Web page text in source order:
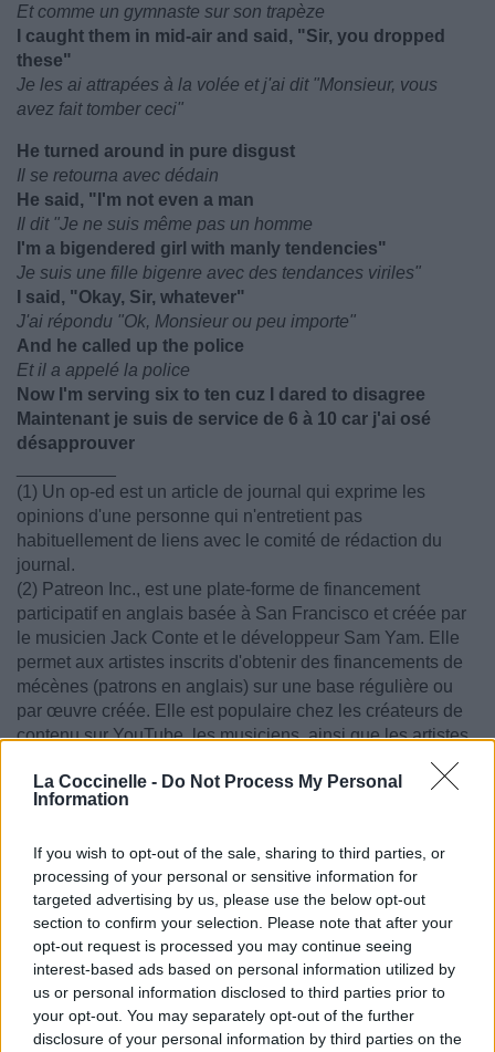
La Coccinelle - Do Not Process My Personal
Information
If you wish to opt-out of the sale, sharing to third parties, or
processing of your personal or sensitive information for
targeted advertising by us, please use the below opt-out
section to confirm your selection. Please note that after your
opt-out request is processed you may continue seeing
interest-based ads based on personal information utilized by
us or personal information disclosed to third parties prior to
your opt-out. You may separately opt-out of the further
disclosure of your personal information by third parties on the
Et comme un gymnaste sur son trapèze
I caught them in mid-air and said, "Sir, you dropped
these"
Je les ai attrapées à la volée et j'ai dit "Monsieur, vous
avez fait tomber ceci"
He turned around in pure disgust
Il se retourna avec dédain
He said, "I'm not even a man
Il dit "Je ne suis même pas un homme
I'm a bigendered girl with manly tendencies"
Je suis une fille bigenre avec des tendances viriles"
I said, "Okay, Sir, whatever"
J'ai répondu "Ok, Monsieur ou peu importe"
And he called up the police
Et il a appelé la police
Now I'm serving six to ten cuz I dared to disagree
Maintenant je suis de service de 6 à 10 car j'ai osé
désapprouver
(1) Un op-ed est un article de journal qui exprime les
opinions d'une personne qui n'entretient pas
habituellement de liens avec le comité de rédaction du
journal.
(2) Patreon Inc., est une plate-forme de financement
participatif en anglais basée à San Francisco et créée par
le musicien Jack Conte et le développeur Sam Yam. Elle
permet aux artistes inscrits d'obtenir des financements de
mécènes (patrons en anglais) sur une base régulière ou
par œuvre créée. Elle est populaire chez les créateurs de
contenu sur YouTube, les musiciens, ainsi que les artistes